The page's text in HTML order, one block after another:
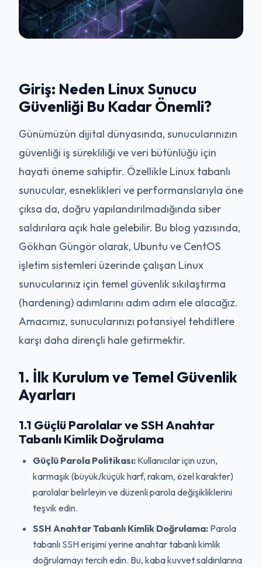
Giriş: Neden Linux Sunucu
Güvenliği Bu Kadar Önemli?
Günümüzün dijital dünyasında, sunucularınızın
güvenliği iş sürekliliği ve veri bütünlüğü için
hayati öneme sahiptir. Özellikle Linux tabanlı
sunucular, esneklikleri ve performanslarıyla öne
çıksa da, doğru yapılandırılmadığında siber
saldırılara açık hale gelebilir. Bu blog yazısında,
Gökhan Güngör olarak, Ubuntu ve CentOS
işletim sistemleri üzerinde çalışan Linux
sunucularınız için temel güvenlik sıkılaştırma
(hardening) adımlarını adım adım ele alacağız.
Amacımız, sunucularınızı potansiyel tehditlere
karşı daha dirençli hale getirmektir.
1. İlk Kurulum ve Temel Güvenlik
Ayarları
1.1 Güçlü Parolalar ve SSH Anahtar
Tabanlı Kimlik Doğrulama
Güçlü Parola Politikası: Kullanıcılar için uzun,
karmaşık (büyük/küçük harf, rakam, özel karakter)
parolalar belirleyin ve düzenli parola değişikliklerini
teşvik edin.
SSH Anahtar Tabanlı Kimlik Doğrulama: Parola
tabanlı SSH erişimi yerine anahtar tabanlı kimlik
doğrulamayı tercih edin. Bu, kaba kuvvet saldırılarına